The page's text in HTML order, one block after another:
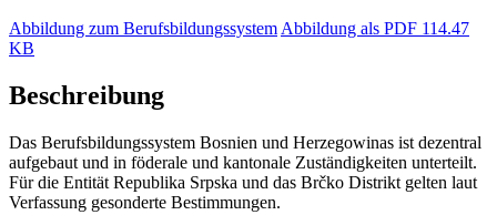
Abbildung zum Berufsbildungssystem Abbildung als PDF 114.47
KB
Beschreibung
Das Berufsbildungssystem Bosnien und Herzegowinas ist dezentral
aufgebaut und in föderale und kantonale Zuständigkeiten unterteilt.
Für die Entität Republika Srpska und das Brčko Distrikt gelten laut
Verfassung gesonderte Bestimmungen.